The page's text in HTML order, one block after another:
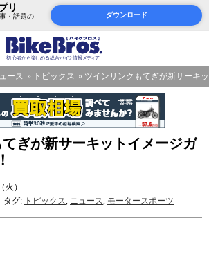
リ
・話題の
ダウンロード
ース トピックス ツインリンクもてぎが新サーキ
ぎが新サーキットイメージガ
火）
グ: トピックス, ニュース, モータースポーツ